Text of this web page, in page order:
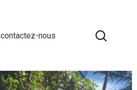
contactez-nous